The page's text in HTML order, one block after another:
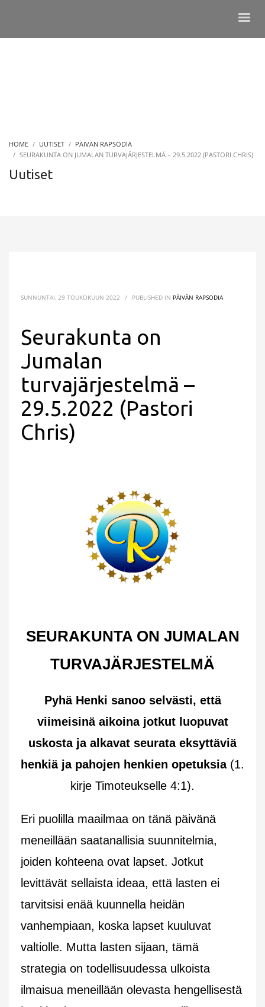
HOME UUTISET
PÄIVÄN RAPSODIA
SEURAKUNTA ON JUMALAN TURVAJÄRJESTELMÄ – 29.5.2022 (PASTORI CHRIS)
Uutiset
SUNNUNTAI, 29 TOUKOKUUN 2022 / PUBLISHED IN PÄIVÄN RAPSODIA
Seurakunta on
Jumalan
turvajärjestelmä –
29.5.2022 (Pastori
Chris)
SEURAKUNTA ON JUMALAN
TURVAJÄRJESTELMÄ
Pyhä Henki sanoo selvästi, että
viimeisinä aikoina jotkut luopuvat
uskosta ja alkavat seurata eksyttäviä
henkiä ja pahojen henkien opetuksia(1.
kirje Timoteukselle 4:1).
Eri puolilla maailmaa on tänä päivänä
meneillään saatanallisia suunnitelmia,
joiden kohteena ovat lapset. Jotkut
levittävät sellaista ideaa, että lasten ei
tarvitsisi enää kuunnella heidän
vanhempiaan, koska lapset kuuluvat
valtiolle. Mutta lasten sijaan, tämä
strategia on todellisuudessa ulkoista
ilmaisua meneillään olevasta hengellisestä